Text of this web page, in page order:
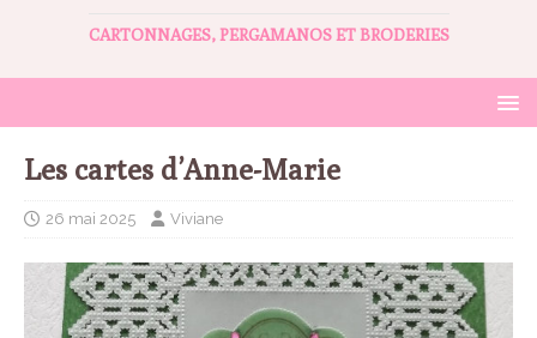
CARTONNAGES, PERGAMANOS ET BRODERIES
Les cartes d’Anne-Marie
26 mai 2025 Viviane